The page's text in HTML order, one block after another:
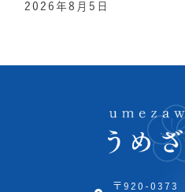
2026年8月5日
〒920-0373